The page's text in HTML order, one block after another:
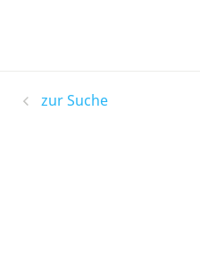
zur Suche